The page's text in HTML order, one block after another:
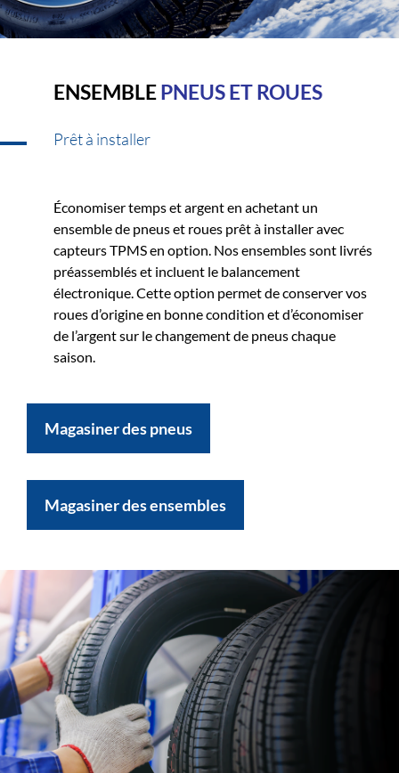
ENSEMBLEPNEUS ET ROUES
Prêt à installer
Économiser temps et argent en achetant un
ensemble de pneus et roues prêt à installer avec
capteurs TPMS en option. Nos ensembles sont livrés
préassemblés et incluent le balancement
électronique. Cette option permet de conserver vos
roues d’origine en bonne condition et d’économiser
de l’argent sur le changement de pneus chaque
saison.
Magasiner des pneus
Magasiner des ensembles